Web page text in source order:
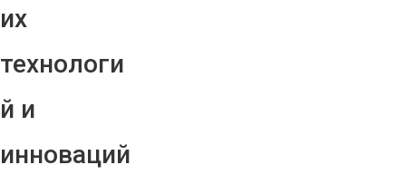
их
технологи
й и
инноваций